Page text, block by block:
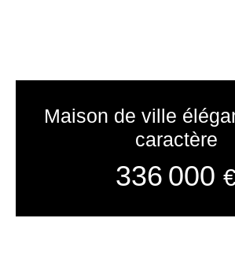
Maison de ville
caractère
336 000